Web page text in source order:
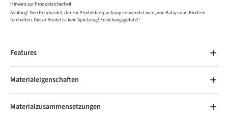
Hinweis zur Produktsicherheit
Achtung! Den Polybeutel, der zur Produktverpackung verwendet wird, von Babys und Kindern
fernhalten. Dieser Beutel ist kein Spielzeug! Erstickungsgefahr!!
Features
Materialeigenschaften
Materialzusammensetzungen